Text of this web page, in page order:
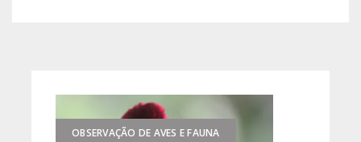
OBSERVAÇÃO DE AVES E FAUNA